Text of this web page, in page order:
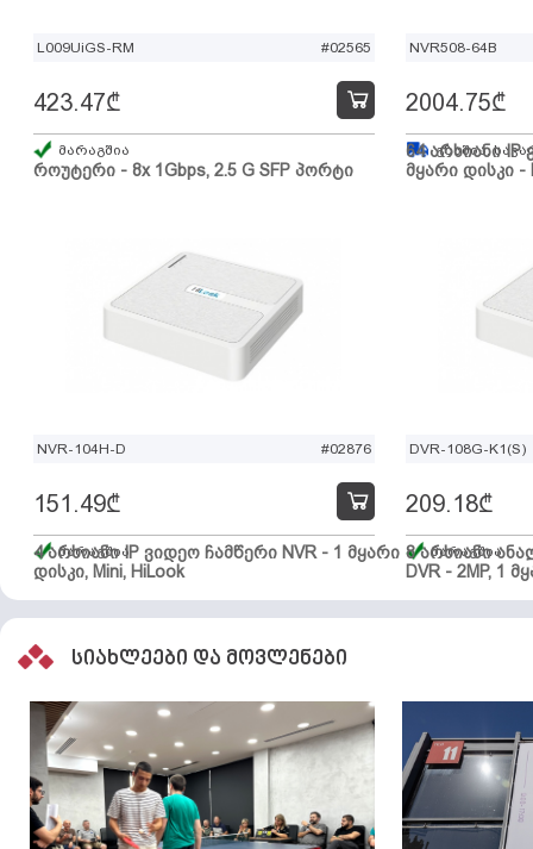
L009UiGS-RM #02565
როუტერი - 8x 1Gbps, 2.5 G SFP პორტი
423.47₾
მარაგშია
NVR508-64B
64 არხიანი IP
მყარი დისკი -
2004.75₾
გზაშია,
NVR-104H-D #02876
4 არხიანი IP ვიდეო ჩამწერი NVR - 1 მყარი
დისკი, Mini, HiLook
151.49₾
მარაგშია
DVR-108G-K1(S)
8 არხიანი
DVR - 2MP, 1
209.18₾
მარაგშია
სიახლეები და მოვლენები